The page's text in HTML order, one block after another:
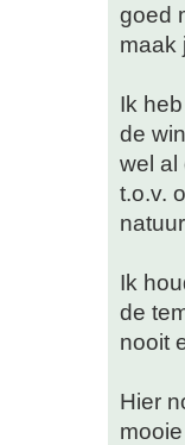
goed
maak
Ik
de
wel al
t.o.v.
Ik
de
nooit
Hier